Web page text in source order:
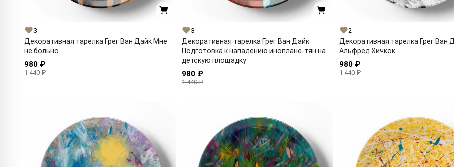
3
Декоративная тарелка Грег Ван Дайк Мне
не больно
980 ₽
1 440 ₽
3
Декоративная тарелка Грег Ван Дайк
Подготовка к нападению иноплане-тян на
детскую площадку
980 ₽
1 440 ₽
2
Декоративная тарелка Грег Ван
Альфред Хичкок
980 ₽
1 440 ₽